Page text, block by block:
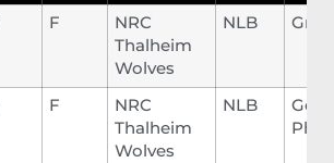
F
NRC
Thalheim
Wolves
NLB Graf
F
NRC
Thalheim
Wolves
NLB